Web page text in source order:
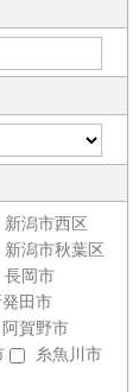
新潟市西区
新潟市秋葉区
長岡市
発田市
阿賀野市
糸魚川市